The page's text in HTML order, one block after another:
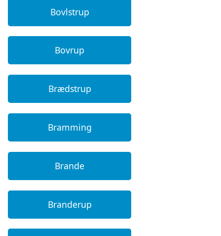
Bovlstrup
Bovrup
Brædstrup
Bramming
Brande
Branderup